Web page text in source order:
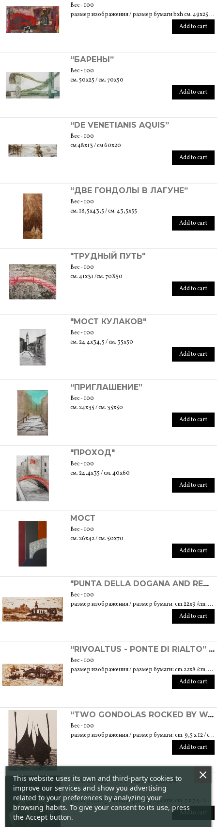
Вес - 100
размер изображения / размер бумаги bxh см. 49x25 / см. 49x25
Add to cart
“БАРЕНЫ”
Вес - 100
см. 50x25 / см. 70x50
Add to cart
“DE VENETIANIS AQUIS”
Вес - 100
см 48x13 / см 60x20
Add to cart
“ДВЕ ГОНДОЛЫ В ЛАГУНЕ”
Вес - 100
см. 18,5x43,5 / см. 43,5x55
Add to cart
"ТРУДНЫЙ ПУТЬ"
Вес - 100
см. 41x31 /см. 70X50
Add to cart
"МОСТ КУЛАКОВ"
Вес - 100
см. 24.4x34,5 / см. 35x50
Add to cart
“ПРИГЛАШЕНИЕ”
Вес - 100
см. 24x35 / см. 35x50
Add to cart
"ПРОХОД"
Вес - 100
см. 24,4x35 / см. 40x60
Add to cart
МОСТ
Вес - 100
см. 26x42 / см. 50x70
Add to cart
"PUNTA DELLA DOGANA AND REDENTORE'S CHURCH" - ЭКСПЕРИМЕНТАЛЬНАЯ ГРАВИРОВКА
Вес - 100
размер изображения / размер бумаги: cm.22x9 /cm. 30x23
Add to cart
“RIVOALTUS - PONTE DI RIALTO” - ЭКСПЕРИМЕНТАЛЬНАЯ ГРАВИРОВКА
Вес - 100
размер изображения / размер бумаги: cm.22x8 /cm. 30x23
Add to cart
“TWO GONDOLAS ROCKED BY WATER” - ГРАВИРОВКА
Вес - 100
размер изображения / размер бумаги: cm. 9,5 x 12 / cm. 17,5 x 25
Add to cart
“COUPLE” - ГРАВИРОВКА
Вес - 100
Add to cart
This website uses its own and third-party cookies to
improve our services and show you advertising
related to your preferences by analyzing your
browsing habits. To give your consent to its use, press
the Accept button.